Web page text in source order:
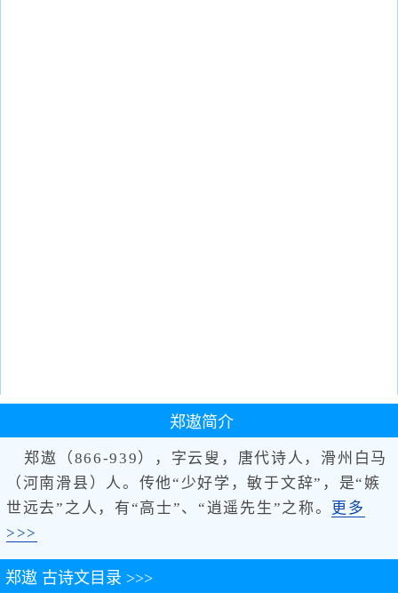
郑遨简介
遨（866-939），字云叟，唐代诗人，滑州白马
（河南滑县）人。传他“少好学，敏于文辞”，是“嫉
世远去”之人，有“高士”、“逍遥先生”之称。 更多
>>>
郑遨 古诗文目录 >>>